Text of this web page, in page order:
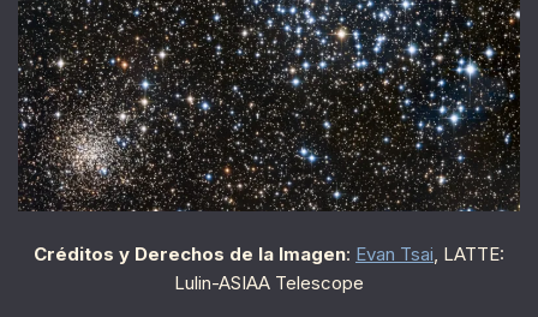
Créditos y Derechos de la Imagen: Evan Tsai , LATTE:
Lulin-ASIAA Telescope